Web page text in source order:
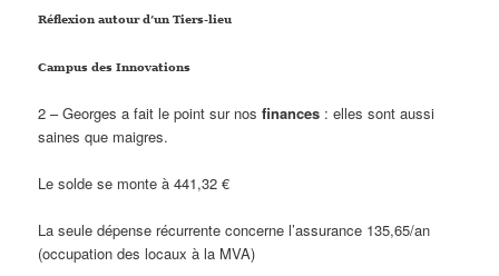
Réflexion autour d’un Tiers-lieu
Campus des Innovations
2 – Georges a fait le point sur nosfinances : elles sont aussi
saines que maigres.
Le solde se monte à 441,32 €
La seule dépense récurrente concerne l’assurance 135,65/an
(occupation des locaux à la MVA)